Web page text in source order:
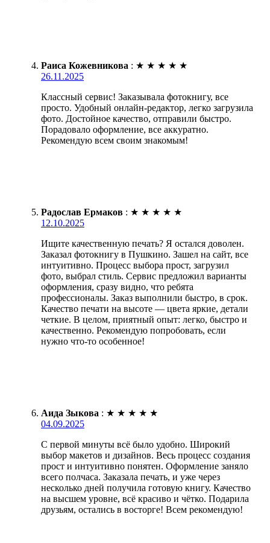
Раиса Кожевникова : ★ ★ ★ ★ ★
26.11.2025
Классный сервис! Заказывала фотокнигу, все
просто. Удобный онлайн-редактор, легко загрузила
фото. Достойное качество, отправили быстро.
Порадовало оформление, все аккуратно.
Рекомендую всем своим знакомым!
Радослав Ермаков : ★ ★ ★ ★ ★
12.10.2025
Ищите качественную печать? Я остался доволен.
Заказал фотокнигу в Пушкино. Зашел на сайт, все
интуитивно. Процесс выбора прост, загрузил
фото, выбрал стиль. Сервис предложил варианты
оформления, сразу видно, что ребята
профессионалы. Заказ выполнили быстро, в срок.
Качество печати на высоте — цвета яркие, детали
четкие. В целом, приятный опыт: легко, быстро и
качественно. Рекомендую попробовать, если
нужно что-то особенное!
Аида Зыкова : ★ ★ ★ ★ ★
04.09.2025
С первой минуты всё было удобно. Широкий
выбор макетов и дизайнов. Весь процесс создания
прост и интуитивно понятен. Оформление заняло
всего полчаса. Заказала печать, и уже через
несколько дней получила готовую книгу. Качество
на высшем уровне, всё красиво и чётко. Подарила
друзьям, остались в восторге! Всем рекомендую!